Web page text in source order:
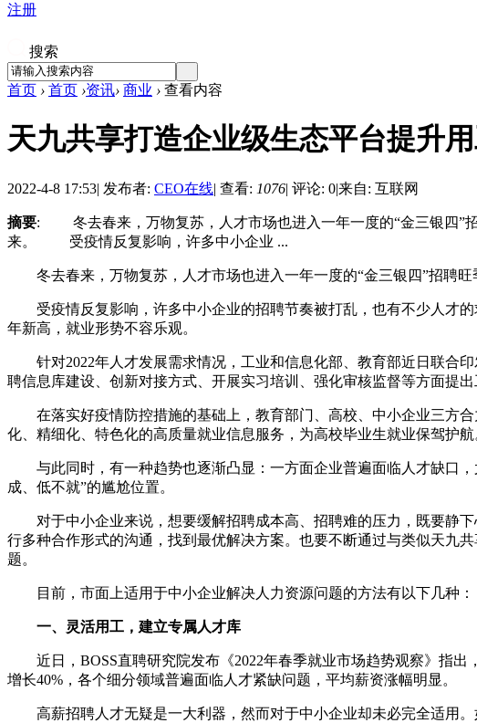
注册
搜索
首页 › 首页 ›资讯› 商业 › 查看内容
天九共享打造企业级生态平台提升
2022-4-8 17:53| 发布者: CEO在线| 查看: 1076| 评论: 0|来自: 互联网
摘要: 冬去春来，万物复苏，人才市场也进入一年一度的“金三银四”
来。 受疫情反复影响，许多中小企业 ...
冬去春来，万物复苏，人才市场也进入一年一度的“金三银四”招聘旺
受疫情反复影响，许多中小企业的招聘节奏被打乱，也有不少人才的
年新高，就业形势不容乐观。
针对2022年人才发展需求情况，工业和信息化部、教育部近日联合印
聘信息库建设、创新对接方式、开展实习培训、强化审核监督等方面提
在落实好疫情防控措施的基础上，教育部门、高校、中小企业三方合
化、精细化、特色化的高质量就业信息服务，为高校毕业生就业保驾护航
与此同时，有一种趋势也逐渐凸显：一方面企业普遍面临人才缺口，
成、低不就”的尴尬位置。
对于中小企业来说，想要缓解招聘成本高、招聘难的压力，既要静下
行多种合作形式的沟通，找到最优解决方案。也要不断通过与类似天九
题。
目前，市面上适用于中小企业解决人力资源问题的方法有以下几种：
一、灵活用工，建立专属人才库
近日，BOSS直聘研究院发布《2022年春季就业市场趋势观察》指出
增长40%，各个细分领域普遍面临人才紧缺问题，平均薪资涨幅明显。
高薪招聘人才无疑是一大利器，然而对于中小企业却未必完全适用。